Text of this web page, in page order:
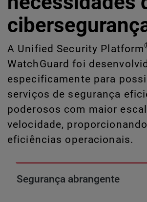
A Unified Security Platform
WatchGuard foi
especificamente para
serviços de segurança
poderosos com maior
velocidade,
eficiências operacionais.
Segurança abrangente